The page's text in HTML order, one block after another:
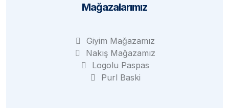
Mağazalarımız
Giyim Mağazamız
Nakış Mağazamız
Logolu Paspas
Purl Baski